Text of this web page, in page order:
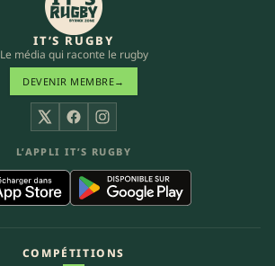
IT’S RUGBY
Le média qui raconte le rugby
DEVENIR MEMBRE→
X FacebookInstagram
L’APPLI IT’S RUGBY
COMPÉTITIONS